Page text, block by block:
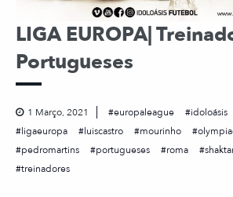
LIGA EUROPA|
Portugueses
1 Março, 2021 europaleague idoloásis
ligaeuropa
luiscastro mourinho
pedromartins
portugueses roma
treinadores